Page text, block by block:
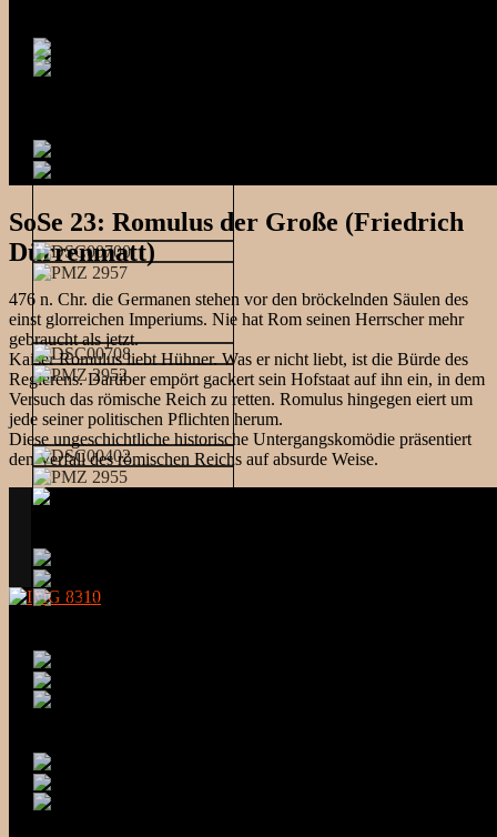
SoSe 23: Romulus der Große (Friedrich
Dürrenmatt)
476 n. Chr. die Germanen stehen vor den bröckelnden Säulen des
einst glorreichen Imperiums. Nie hat Rom seinen Herrscher mehr
gebraucht als jetzt.
Kaiser Romulus liebt Hühner. Was er nicht liebt, ist die Bürde des
Regierens. Darüber empört gackert sein Hofstaat auf ihn ein, in dem
Versuch das römische Reich zu retten. Romulus hingegen eiert um
jede seiner politischen Pflichten herum.
Diese ungeschichtliche historische Untergangskomödie präsentiert
den Verfall des römischen Reichs auf absurde Weise.